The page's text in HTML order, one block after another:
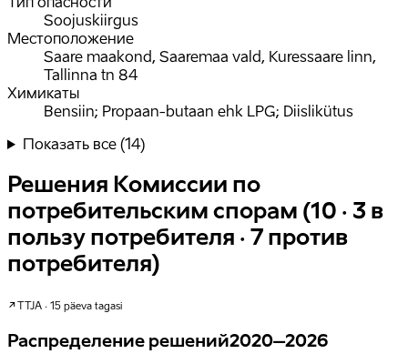
Soojuskiirgus
Местоположение
Saare maakond, Saaremaa vald, Kuressaare linn,
Tallinna tn 84
Химикаты
Bensiin; Propaan-butaan ehk LPG; Diislikütus
Показать все(14)
Решения Комиссии по
потребительским спорам (10 · 3 в
пользу потребителя · 7 против
потребителя)
TTJA · 15 päeva tagasi
Распределение решений2020–2026